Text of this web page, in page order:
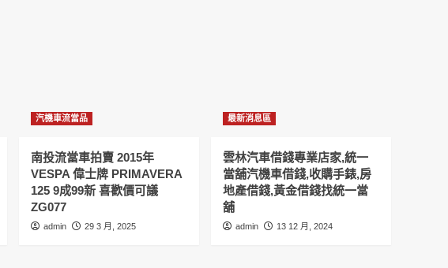
汽機車流當品
南投流當車拍賣 2015年
VESPA 偉士牌 PRIMAVERA
125 9成99新 喜歡價可議
ZG077
admin 29 3 月, 2025
最新消息區
雲林汽車借錢專業店家,統一
當舖汽機車借錢,收購手錶,房
地產借錢,黃金借錢找統一當
舖
admin 13 12 月, 2024